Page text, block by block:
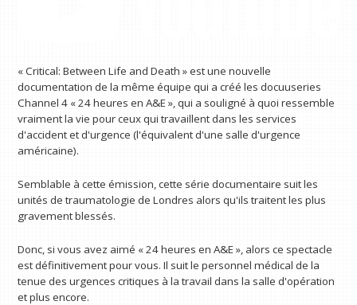
« Critical: Between Life and Death » est une nouvelle
documentation de la même équipe qui a créé les docuuseries
Channel 4 « 24 heures en A&E », qui a souligné à quoi ressemble
vraiment la vie pour ceux qui travaillent dans les services
d'accident et d'urgence (l'équivalent d'une salle d'urgence
américaine).
Semblable à cette émission, cette série documentaire suit les
unités de traumatologie de Londres alors qu'ils traitent les plus
gravement blessés.
Donc, si vous avez aimé « 24 heures en A&E », alors ce spectacle
est définitivement pour vous. Il suit le personnel médical de la
tenue des urgences critiques à la travail dans la salle d'opération
et plus encore.